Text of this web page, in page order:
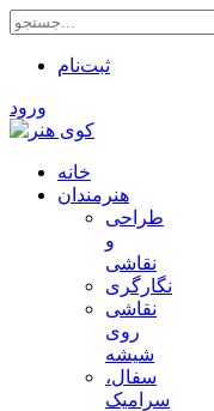
ثبت‌نام
ورود
خانه
هنرمندان
طراحی
و
نقاشی
نگارگری
نقاشی
روی
شیشه
سفال،
سرامیک